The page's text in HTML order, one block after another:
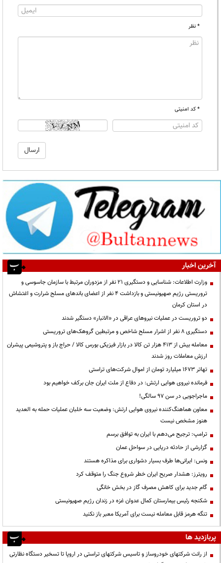
* نظر
* کد امنیتی
آخرین اخبار
وزارت اطلاعات: شناسایی و دستگیری ۲۱ نفر از مزدوران مرتبط با سازمان جاسوسی و
تروریستی رژیم صهیونیستی و بازداشت ۴ نفر از اعضای باندهای مسلح شرارت و اغتشاش
در استان کرمان
دو تروریست در عملیات نیروهای عراقی در «الانبار» دستگیر شدند
دستگیری ۸ نفر از اشرار مسلح شاخص و مرتبطین گروهک‌های تروریستی
معامله بیش از ۴۱۳ هزار تن کالا در بازار فیزیکی بورس کالا / حراج باز و پتروشیمی پیشران
ارزش معاملات روز شدند
تهاتر ۱۶۷۳ میلیارد تومان از اموال شرکت‌های تراستی
فرمانده نیروی هوایی ارتش: در دفاع از ملت ایران جان برکف خواهیم بود
ماجراجویی در سن ۹۷ سالگی!
معاون هماهنگ‌کننده نیروی هوایی ارتش: وضعیت سه خلبان عملیات حمله به العدید
هنوز مشخص نیست
ترامپ: ترجیح می‌دهم با ایران به توافق برسم
گزارشی از حادثه دریایی در سواحل عمان
ونس: ایرانی‌ها طرف بسیار دشواری برای مذاکره هستند
رویترز: هشدار صریح ایران خطر شروع جنگ را متوقف کرد
گام جدید برای کاهش مصرف گاز در بخش خانگی
شکنجه رئیس بیمارستان کمال عدوان غزه در زندان رژیم صهیونیستی
تنگه هرمز قابل معامله نیست برای آمریکا معبر باز نکنید
پربازدید ها
از رانت‌ شرکتهای خودروساز و تاسیس شرکتهای تراستی در اروپا تا تسخیر دستگاه نظارتی